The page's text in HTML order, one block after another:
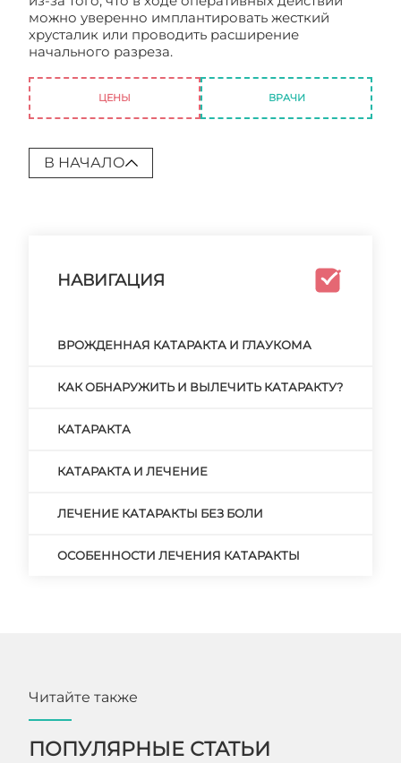
можно уверенно имплантировать жесткий
хрусталик или проводить расширение
начального разреза.
ЦЕНЫ ВРАЧИ
В НАЧАЛО
НАВИГАЦИЯ
ВРОЖДЕННАЯ КАТАРАКТА И ГЛАУКОМА
КАК ОБНАРУЖИТЬ И ВЫЛЕЧИТЬ КАТАРАКТУ?
КАТАРАКТА
КАТАРАКТА И ЛЕЧЕНИЕ
ЛЕЧЕНИЕ КАТАРАКТЫ БЕЗ БОЛИ
ОСОБЕННОСТИ ЛЕЧЕНИЯ КАТАРАКТЫ
Читайте также
ПОПУЛЯРНЫЕ СТАТЬИ